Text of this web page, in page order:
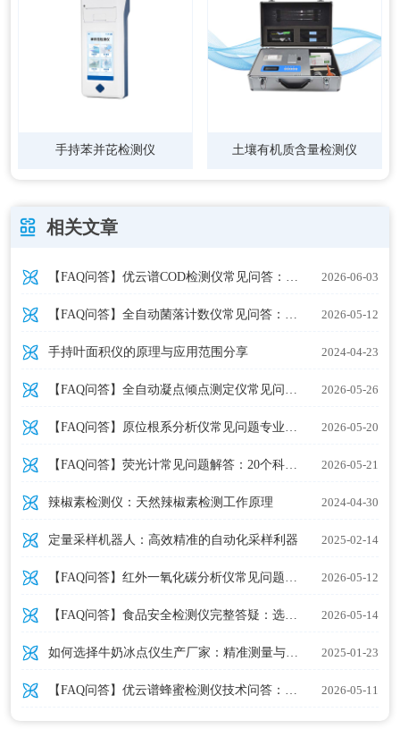
手持苯并芘检测仪 土壤有机质含量检测仪
相关文章
【FAQ问答】优云谱COD检测仪常见问答：选型、使用与维护——热门品牌避坑指南 2026-06-03
【FAQ问答】全自动菌落计数仪常见问答：18个核心问题专业解答 2026-05-12
手持叶面积仪的原理与应用范围分享 2024-04-23
【FAQ问答】全自动凝点倾点测定仪常见问题解答 2026-05-26
【FAQ问答】原位根系分析仪常见问题专业答疑 2026-05-20
【FAQ问答】荧光计常见问题解答：20个科研人员关心的技术问题 2026-05-21
辣椒素检测仪：天然辣椒素检测工作原理 2024-04-30
定量采样机器人：高效精准的自动化采样利器 2025-02-14
【FAQ问答】红外一氧化碳分析仪常见问题解答 2026-05-12
【FAQ问答】食品安全检测仪完整答疑：选购、使用与维护20问 2026-05-14
如何选择牛奶冰点仪生产厂家：精准测量与智能化设计的关键考量 2025-01-23
【FAQ问答】优云谱蜂蜜检测仪技术问答：专业技术问题深度解析（2026版） 2026-05-11